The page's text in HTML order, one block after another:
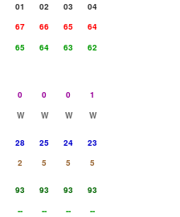
01 02 03
04
67 66 65
64
65 64 63
62
0 0 0
1
W W W
W
28 25 24
23
2 5 5
5
93 93 93
93
-- -- --
--